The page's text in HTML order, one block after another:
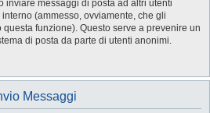
inviare messaggi di posta ad altri utenti
(ammesso, ovviamente, che gli
funzione). Questo serve a prevenire un
di posta da parte di utenti anonimi.
Messaggi